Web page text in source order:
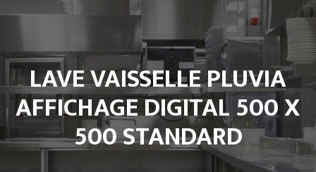
LAVE VAISSELLE PLUVIA
AFFICHAGE DIGITAL 500 X
500 STANDARD